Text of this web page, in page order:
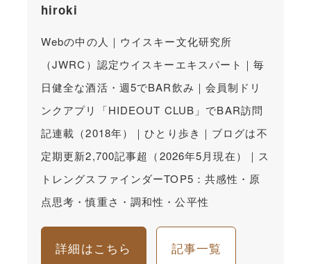
hiroki
Webの中の人｜ウイスキー文化研究所
（JWRC）認定ウイスキーエキスパート｜毎
日健全な酒活・週5でBAR飲み｜会員制ドリ
ンクアプリ「HIDEOUT CLUB」でBAR訪問
記連載（2018年）｜ひとり歩き｜ブログは不
定期更新2,700記事超（2026年5月現在）｜ス
トレングスファインダーTOP5：共感性・原
点思考・慎重さ・調和性・公平性
詳細はこちら 記事一覧